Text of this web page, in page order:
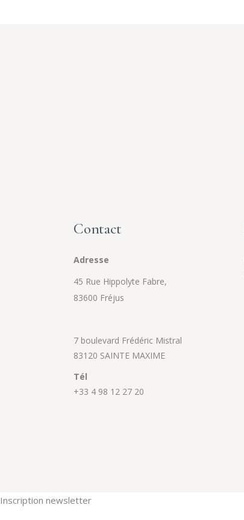
Contact
Adresse
45 Rue Hippolyte Fabre,
83600 Fréjus
7 boulevard Frédéric Mistral
83120 SAINTE MAXIME
Tél
+33 4 98 12 27 20
Inscription newsletter